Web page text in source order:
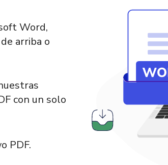
Word,
arriba o
con un solo
PDF.